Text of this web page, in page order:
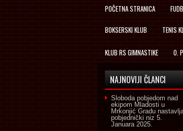
POČETNA STRANICA
BOKSERSKI KLUB TENIS
KLUB RS GIMNASTIKE O.
NAJNOVIJI ČLANCI
Sloboda pobjedom nad
ekipom Mladosti u
Mrkonjić Gradu
pobjednički niz 5.
Januara 2025.